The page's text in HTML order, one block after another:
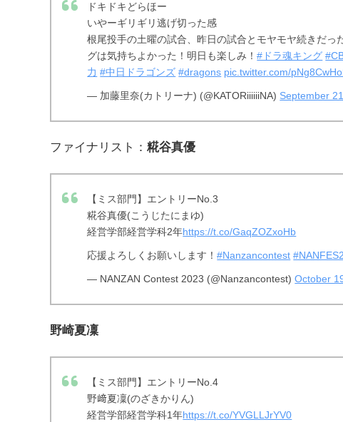
ドキドキどらほー
いやーギリギリ逃げ切った感 ‍
根尾投手の土曜の試合、昨日の試合とモヤモヤ続きだ
グは気持ちよかった！明日も楽しみ！#ドラ魂キング
力 #中日ドラゴンズ #dragons pic.twitter.com/
— 加藤里奈(カトリーナ) (@KATORiiiiiiNA) September
ファイナリスト：糀谷真優
【ミス部門】エントリーNo.3
糀谷真優(こうじたにまゆ)
経営学部経営学科2年https://t.co/GaqZOZxoHb
応援よろしくお願いします！#Nanzancontest
— NANZAN Contest 2023 (@Nanzancontest)October
野崎夏凜
【ミス部門】エントリーNo.4
野﨑夏凜(のざきかりん)
経営学部経営学科1年https://t.co/YVGLLJrYV0